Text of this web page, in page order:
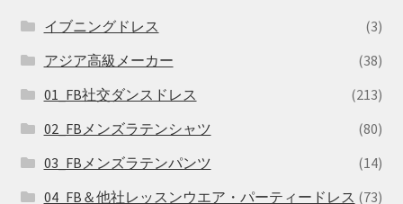
イブニングドレス
(3)
アジア高級メーカー
(38)
01_FB社交ダンスドレス
(213)
02_FBメンズラテンシャツ
(80)
03_FBメンズラテンパンツ
(14)
04_FB＆他社レッスンウエア・パーティードレス (73)